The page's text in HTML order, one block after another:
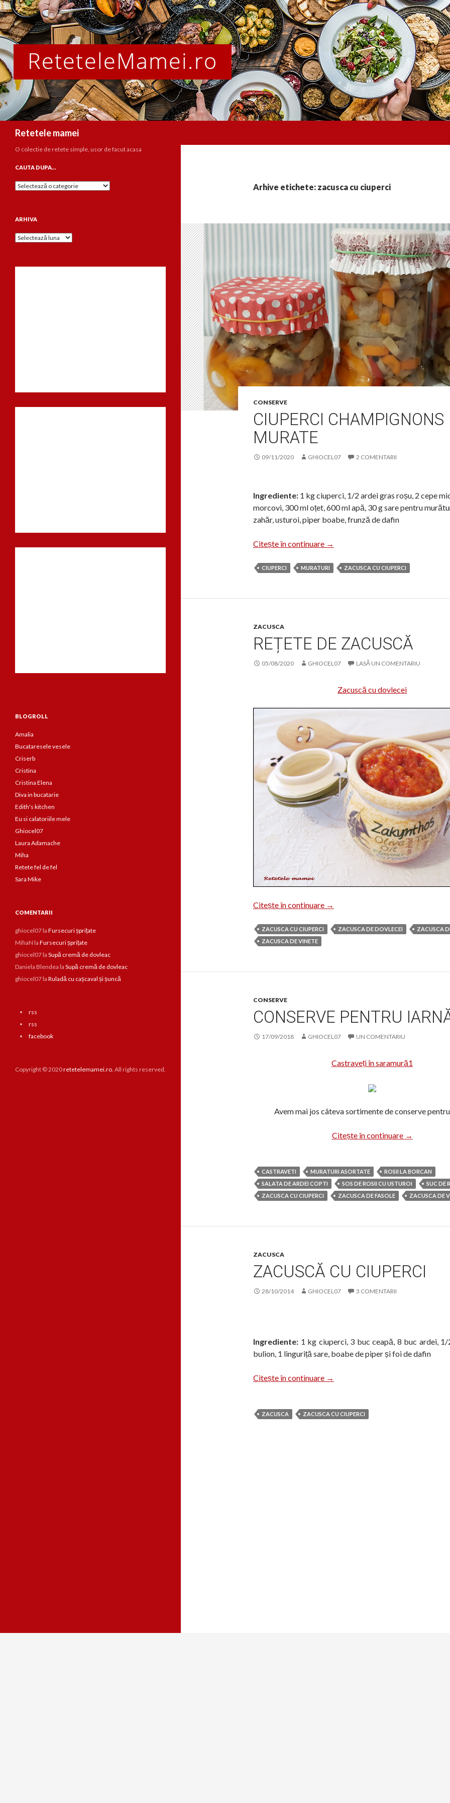
Retetele mamei
Arhive etichete: zacusca cu ciuperci
CONSERVE
CIUPERCI CHAMPIGNONS
MURATE
09/11/2020 GHIOCEL07 2 COMENTARII
Ingrediente: 1 kg ciuperci, 1/2 ardei gras roșu, 2 cepe
morcovi, 300 ml oțet, 600 ml apă, 30 g sare pentru
zahăr, usturoi, piper boabe, frunză de dafin
Citește în continuare Ciuperci champignons murate
→
CIUPERCI MURATURI ZACUSCA CU CIUPERCI
ZACUSCA
REȚETE DE ZACUSCĂ
05/08/2020 GHIOCEL07 LASĂ UN COMENTARIU
Zacuscă cu dovlecei
Citește în continuare Rețete de zacuscă
→
ZACUSCA CU CIUPERCI ZACUSCA DE DOVLECEI
ZACUSCA
ZACUSCA DE VINETE
CONSERVE
CONSERVE PENTRU
17/09/2018 GHIOCEL07 UN COMENTARIU
Castraveți în saramură1
Avem mai jos câteva sortimente de conserve
Citește în continuare Conserve
→
CASTRAVETI MURATURI ASORTATE
ROSII LA BORCAN
SALATA DE ARDEI COPTI
SOS DE ROSII CU USTUROI
SUC DE
ZACUSCA CU CIUPERCI
ZACUSCA DE FASOLE ZACUSCA DE
ZACUSCA
ZACUSCĂ CU CIUPERCI
28/10/2014 GHIOCEL07 3 COMENTARII
Ingrediente: 1 kg ciuperci, 3 buc ceapă, 8 buc ardei,
bulion, 1 linguriță sare, boabe de piper și foi de dafin
Citește în continuare Zacuscă cu ciuperci
→
ZACUSCA ZACUSCA CU CIUPERCI
O colectie de retete simple, usor de facut acasa
CAUTA DUPA…
Cauta
ARHIVA
Arhiva
BLOGROLL
Amalia
Bucataresele vesele
Criserb
Cristina
Cristina Elena
Diva in bucatarie
Edith's kitchen
Eu si calatoriile mele
Ghiocel07
Laura Adamache
Miha
Retete fel de fel
Sara Mike
COMENTARII
ghiocel07la Fursecuri șprițate
MihaN la Fursecuri șprițate
ghiocel07la Supă cremă de dovleac
Daniela Blendea la Supă cremă de dovleac
ghiocel07la Ruladă cu cașcaval și șuncă
rss
rss
facebook
Copyright © 2020retetelemamei.ro. All rights reserved.